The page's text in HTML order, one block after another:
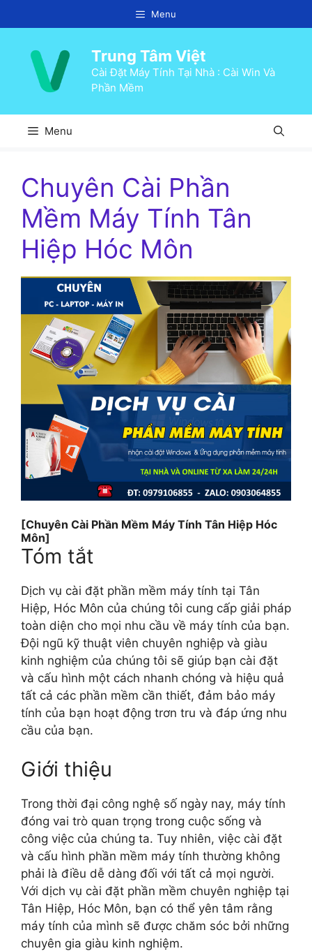
đến
Menu
Trung Tâm Việt
Cài Đặt Máy Tính Tại Nhà : Cài Win Và
Phần Mềm
Menu
Chuyên Cài Phần
Mềm Máy Tính Tân
Hiệp Hóc Môn
[Chuyên Cài Phần Mềm Máy Tính Tân Hiệp Hóc
Môn]
Tóm tắt
Dịch vụ cài đặt phần mềm máy tính tại Tân
Hiệp, Hóc Môn của chúng tôi cung cấp giải pháp
toàn diện cho mọi nhu cầu về máy tính của bạn.
Đội ngũ kỹ thuật viên chuyên nghiệp và giàu
kinh nghiệm của chúng tôi sẽ giúp bạn cài đặt
và cấu hình một cách nhanh chóng và hiệu quả
tất cả các phần mềm cần thiết, đảm bảo máy
tính của bạn hoạt động trơn tru và đáp ứng nhu
cầu của bạn.
Giới thiệu
Trong thời đại công nghệ số ngày nay, máy tính
đóng vai trò quan trọng trong cuộc sống và
công việc của chúng ta. Tuy nhiên, việc cài đặt
và cấu hình phần mềm máy tính thường không
phải là điều dễ dàng đối với tất cả mọi người.
Với dịch vụ cài đặt phần mềm chuyên nghiệp tại
Tân Hiệp, Hóc Môn, bạn có thể yên tâm rằng
máy tính của mình sẽ được chăm sóc bởi những
chuyên gia giàu kinh nghiệm.